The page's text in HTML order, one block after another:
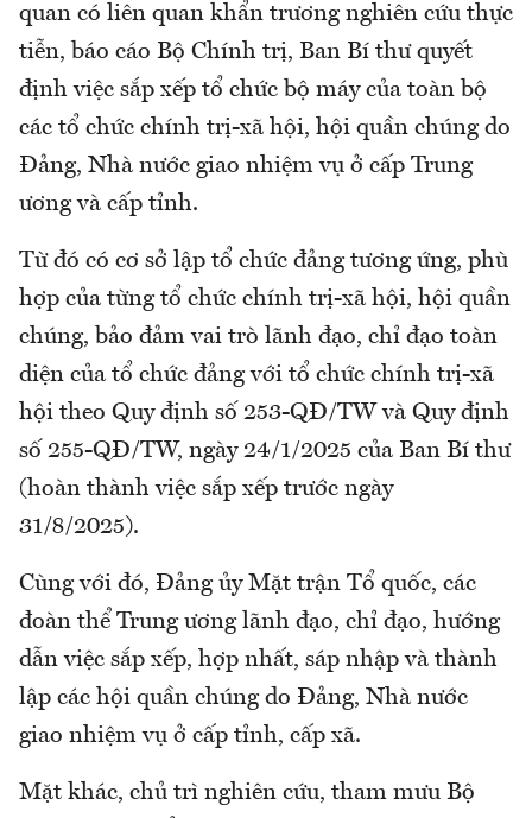
quan có liên quan khẩn trương nghiên cứu thực
tiễn, báo cáo Bộ Chính trị, Ban Bí thư quyết
định việc sắp xếp tổ chức bộ máy của toàn bộ
các tổ chức chính trị-xã hội, hội quần chúng do
Đảng, Nhà nước giao nhiệm vụ ở cấp Trung
ương và cấp tỉnh.
Từ đó có cơ sở lập tổ chức đảng tương ứng, phù
hợp của từng tổ chức chính trị-xã hội, hội quần
chúng, bảo đảm vai trò lãnh đạo, chỉ đạo toàn
diện của tổ chức đảng với tổ chức chính trị-xã
hội theo Quy định số 253-QĐ/TW và Quy định
số 255-QĐ/TW, ngày 24/1/2025 của Ban Bí thư
(hoàn thành việc sắp xếp trước ngày
31/8/2025).
Cùng với đó, Đảng ủy Mặt trận Tổ quốc, các
đoàn thể Trung ương lãnh đạo, chỉ đạo, hướng
dẫn việc sắp xếp, hợp nhất, sáp nhập và thành
lập các hội quần chúng do Đảng, Nhà nước
giao nhiệm vụ ở cấp tỉnh, cấp xã.
Mặt khác, chủ trì nghiên cứu, tham mưu Bộ